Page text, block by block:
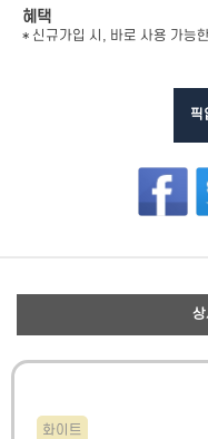
혜택
* 신규가입 시, 바로 사용 가능
픽
상
화이트